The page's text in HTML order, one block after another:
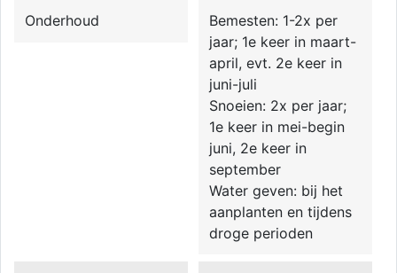
Onderhoud
Bemesten: 1-2x per
jaar; 1e keer in maart-
april, evt. 2e keer in
juni-juli
Snoeien: 2x per jaar;
1e keer in mei-begin
juni, 2e keer in
september
Water geven: bij het
aanplanten en tijdens
droge perioden